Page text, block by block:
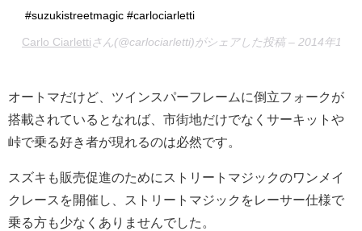
#suzukistreetmagic #carlociarletti
Carlo Ciarlettiさん(@carlociarletti)がシェアした投稿 – 2014年12
オートマだけど、ツインスパーフレームに倒立フォークが
搭載されているとなれば、市街地だけでなくサーキットや
峠で乗る好き者が現れるのは必然です。
スズキも販売促進のためにストリートマジックのワンメイ
クレースを開催し、ストリートマジックをレーサー仕様で
乗る方も少なくありませんでした。